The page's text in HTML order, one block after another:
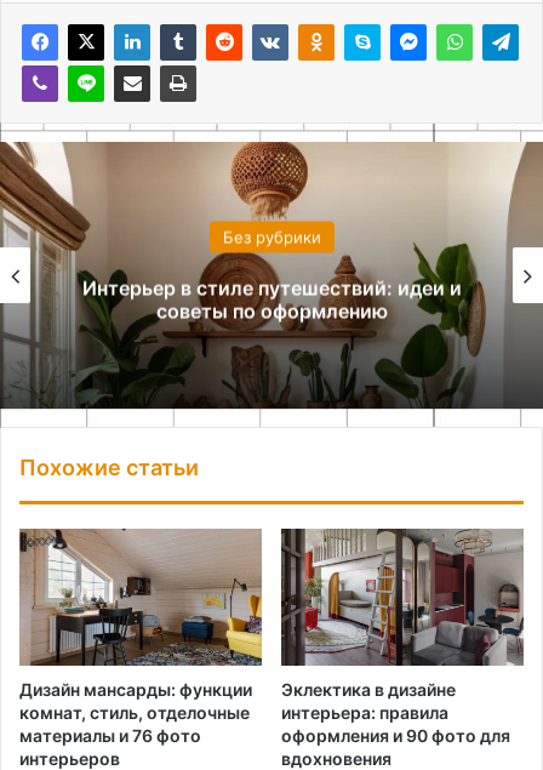
Без рубрики
Интерьер в стиле путешествий: идеи и
советы по оформлению
Похожие статьи
Дизайн мансарды: функции
комнат, стиль, отделочные
материалы и 76 фото
интерьеров
Эклектика в дизайне
интерьера: правила
оформления и 90 фото для
вдохновения